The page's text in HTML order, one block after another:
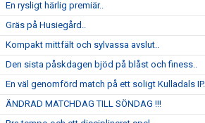
En rysligt härlig premiär..
Gräs på Husiegård..
Kompakt mittfält och sylvassa avslut..
Den sista påskdagen bjöd på blåst och finess..
En väl genomförd match på ett soligt Kulladals IP..
ÄNDRAD MATCHDAG TILL SÖNDAG !!!